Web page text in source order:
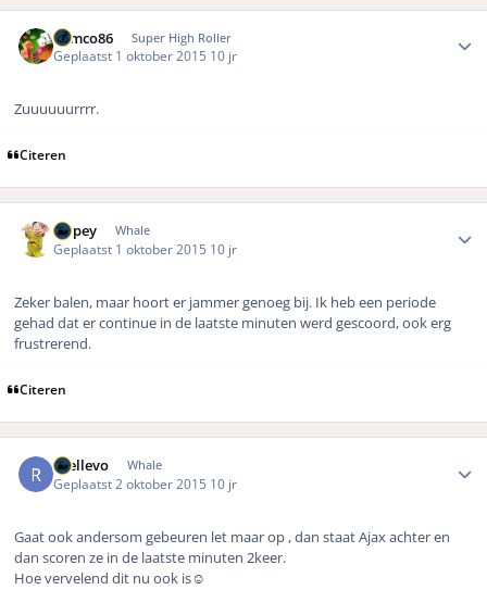
Remco86 Super High Roller
Geplaatst 1 oktober 2015 10 jr
Zuuuuuurrrr.
Citeren
Dopey Whale
Geplaatst 1 oktober 2015 10 jr
Zeker balen, maar hoort er jammer genoeg bij. Ik heb een periode
gehad dat er continue in de laatste minuten werd gescoord, ook erg
frustrerend.
Citeren
rhellevo Whale
Geplaatst 2 oktober 2015 10 jr
Gaat ook andersom gebeuren let maar op , dan staat Ajax achter en
dan scoren ze in de laatste minuten 2keer.
Hoe vervelend dit nu ook is☺️